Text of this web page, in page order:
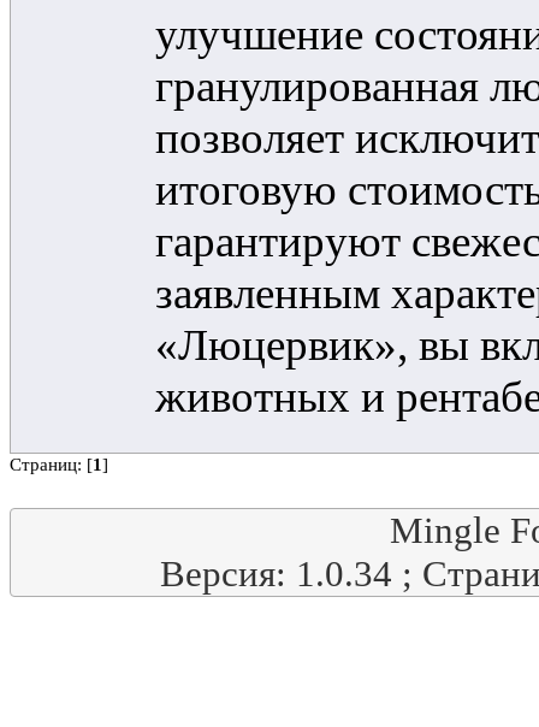
улучшение
гранулированная
позволяет
итоговую
гарантируют
заявленным
«Люцервик», вы
животных и
Страниц: [1]
Mingle
Версия: 1.0.34 ;